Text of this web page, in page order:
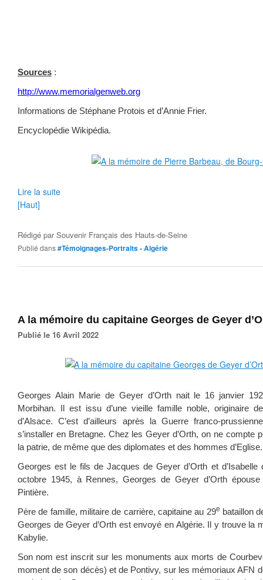
Sources :
http://www.memorialgenweb.org
Informations de Stéphane Protois et d’Annie Frier.
Encyclopédie Wikipédia.
Lire la suite
[Haut]
Rédigé parSouvenir Français des Hauts-de-Seine
Publié dans#Témoignages-Portraits - Algérie
A la mémoire du capitaine Georges de Geyer
Publié le 16 Avril 2022
Georges Alain Marie de Geyer d’Orth nait le 16 janvier
Morbihan. Il est issu d’une vieille famille noble, originaire
d’Alsace. C’est d’ailleurs après la Guerre franco-
s’installer en Bretagne. Chez les Geyer d’Orth, on ne compte
la patrie, de même que des diplomates et des hommes d’Eglise.
Georges est le fils de Jacques de Geyer d’Orth et
octobre 1945, à Rennes, Georges de Geyer d’Orth
Pintière.
Père de famille, militaire de carrière, capitaine au 29e bataillon
Georges de Geyer d’Orth est envoyé en Algérie. Il y trouve la
Kabylie.
Son nom est inscrit sur les monuments aux morts de
moment de son décès) et de Pontivy, sur les mémoriaux AFN